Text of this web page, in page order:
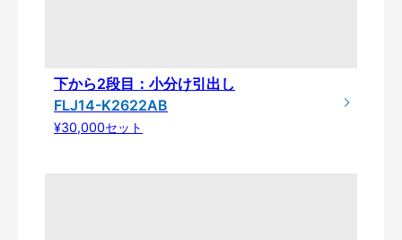
下から2段目：小分け引出し
FLJ14-K2622AB
¥30,000セット